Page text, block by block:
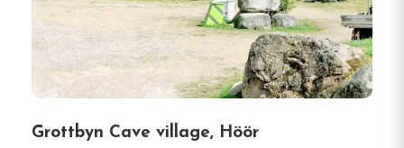
Grottbyn Cave village, Höör